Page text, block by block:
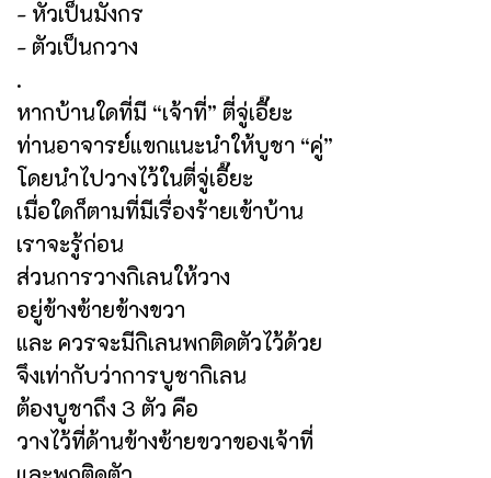
- หัวเป็นมังกร
- ตัวเป็นกวาง
.
หากบ้านใดที่มี “เจ้าที่” ตี่จู่เอี๊ยะ
ท่านอาจารย์แขกแนะนำให้บูชา “คู่”
โดยนำไปวางไว้ในตี่จู่เอี๊ยะ
เมื่อใดก็ตามที่มีเรื่องร้ายเข้าบ้าน
เราจะรู้ก่อน
ส่วนการวางกิเลนให้วาง
อยู่ข้างซ้ายข้างขวา
และ ควรจะมีกิเลนพกติดตัวไว้ด้วย
จึงเท่ากับว่าการบูชากิเลน
ต้องบูชาถึง 3 ตัว คือ
วางไว้ที่ด้านข้างซ้ายขวาของเจ้าที่